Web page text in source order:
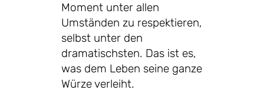
Moment unter allen
Umständen zu respektieren,
selbst unter den
dramatischsten. Das ist es,
was dem Leben seine ganze
Würze verleiht.